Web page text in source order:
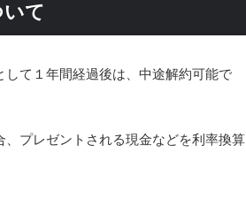
て
て１年間経過後は、中途解約可能で
プレゼントされる現金などを利率換算